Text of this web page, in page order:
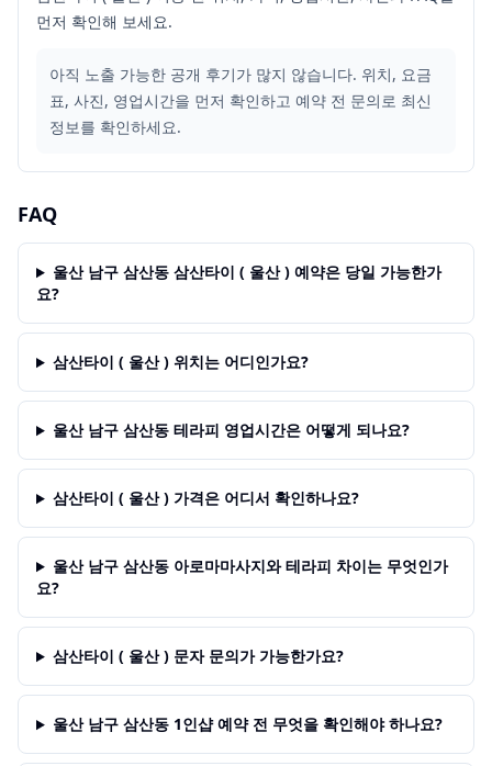
먼저 확인해 보세요.
아직 노출 가능한 공개 후기가 많지 않습니다. 위치, 요금
표, 사진, 영업시간을 먼저 확인하고 예약 전 문의로 최신
정보를 확인하세요.
FAQ
울산 남구 삼산동 삼산타이 ( 울산 ) 예약은 당일 가능한가
요?
삼산타이 ( 울산 ) 위치는 어디인가요?
울산 남구 삼산동 테라피 영업시간은 어떻게 되나요?
삼산타이 ( 울산 ) 가격은 어디서 확인하나요?
울산 남구 삼산동 아로마마사지와 테라피 차이는 무엇인가
요?
삼산타이 ( 울산 ) 문자 문의가 가능한가요?
울산 남구 삼산동 1인샵 예약 전 무엇을 확인해야 하나요?